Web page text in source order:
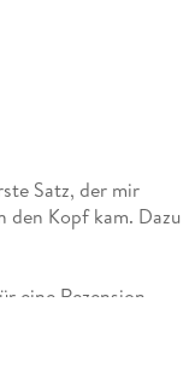
Satz, der mir
den Kopf kam. Dazu
eine Rezension,